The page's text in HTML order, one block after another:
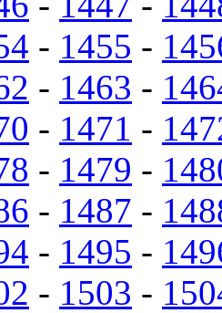
- 1455 -
- 1463 -
- 1471 -
- 1479 -
- 1487 -
- 1495 -
- 1503 -